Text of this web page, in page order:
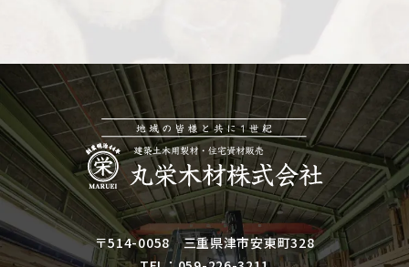
〒514-0058 三重県津市安東町328